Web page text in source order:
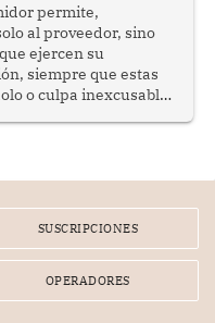
permite,
al proveedor, sino
ejercen su
siempre que estas
o culpa inexcusable
and greet con
SUSCRIPCIONES
OPERADORES